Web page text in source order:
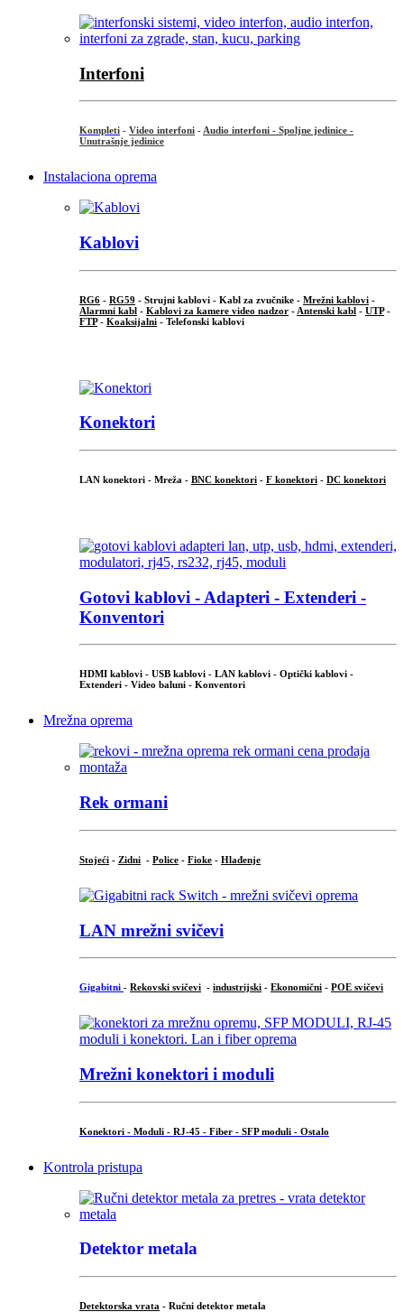
Interfoni
Kompleti - Video interfoni - Audio interfoni - Spoljne jedinice -
Unutrašnje jedinice
Instalaciona oprema
Kablovi
RG6 - RG59 - Strujni kablovi - Kabl za zvučnike - Mrežni kablovi -
Alarmni kabl - Kablovi za kamere video nadzor - Antenski kabl - UTP-
FTP- Koaksijalni - Telefonski kablovi
Konektori
LAN konektori - Mreža - BNC konektori - F konektori - DC konektori
Gotovi kablovi - Adapteri - Extenderi -
Konventori
HDMI kablovi - USB kablovi - LAN kablovi - Optički kablovi -
Extenderi - Video baluni - Konventori
Mrežna oprema
Rek ormani
Stojeći - Zidni - Police - Fioke - Hlađenje
LAN mrežni svičevi
Gigabitni - Rekovski svičevi - industrijski - Ekonomični - POE svičevi
Mrežni konektori i moduli
Konektori - Moduli - RJ-45 - Fiber - SFP moduli - Ostalo
Kontrola pristupa
Detektor metala
Detektorska vrata - Ručni detektor metala